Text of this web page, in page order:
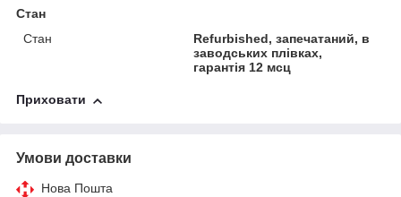
Стан
Стан
Refurbіshed, запечатаний, в
заводських плівках,
гарантія 12 мсц
Приховати
Умови доставки
Нова Пошта